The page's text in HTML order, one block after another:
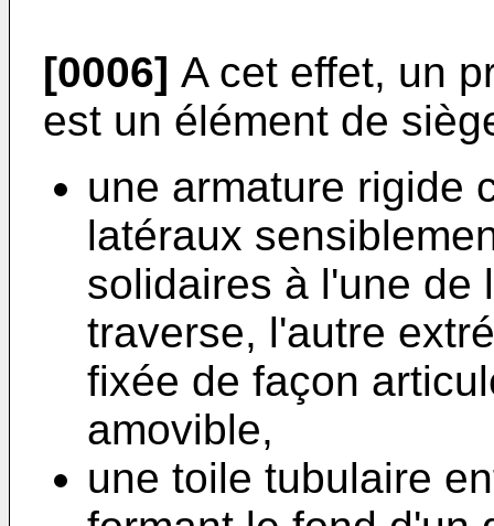
[0006] A cet effet, un
est un élément de
une armature rigide
latéraux
solidaires à l'une de
traverse, l'autre
fixée de façon
amovible,
une toile tubulaire